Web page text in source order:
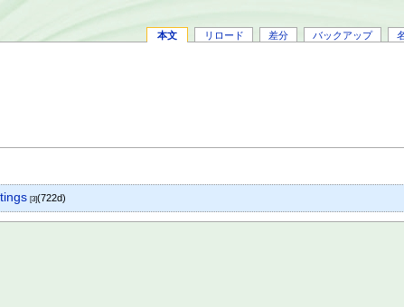
本文 リロード 差分 バックアップ
[3](722d)